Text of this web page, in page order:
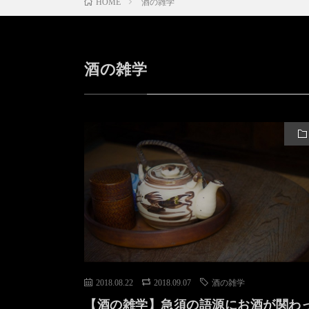
酒の雑学
2018.08.22 2018.09.07 酒の雑学
【酒の雑学】急須の語源にお酒が関わ